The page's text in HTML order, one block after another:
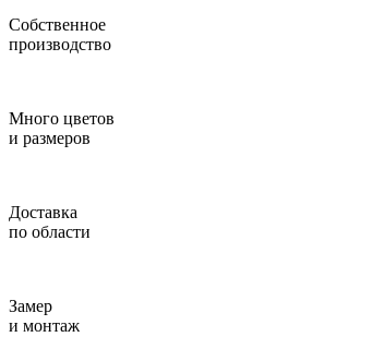
Собственное
производство
Много цветов
и размеров
Доставка
по области
Замер
и монтаж